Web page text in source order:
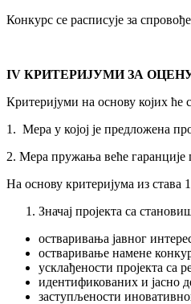
Конкурс се расписује за
IV КРИТЕРИЈУМИ ЗА
Критеријуми на основу којих
1. Мера у којој је предложена
2. Мера пружања веће
На основу критеријума из става
Значај пројекта са
остваривања јавног
остваривање намене
усклађености пројекта
идентификованих и јасно
заступљености